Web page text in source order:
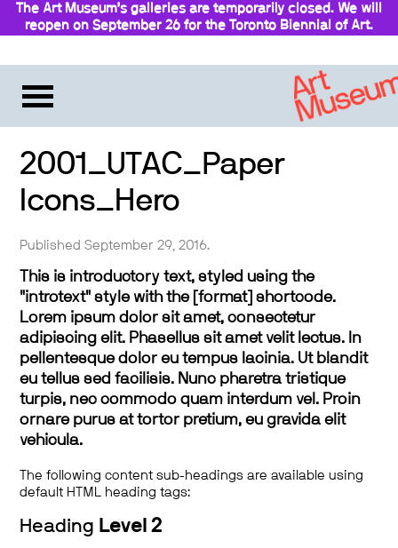
The Art Museum’s galleries are temporarily closed. We will
reopen on September 26 for the Toronto Biennial of Art.
2001_UTAC_Paper
Icons_Hero
Published September 29, 2016.
This is introductory text, styled using the
"introtext" style with the [format] shortcode.
Lorem ipsum dolor sit amet, consectetur
adipiscing elit. Phasellus sit amet velit lectus. In
pellentesque dolor eu tempus lacinia. Ut blandit
eu tellus sed facilisis. Nunc pharetra tristique
turpis, nec commodo quam interdum vel. Proin
ornare purus at tortor pretium, eu gravida elit
vehicula.
The following content sub-headings are available using
default HTML heading tags:
Heading Level 2